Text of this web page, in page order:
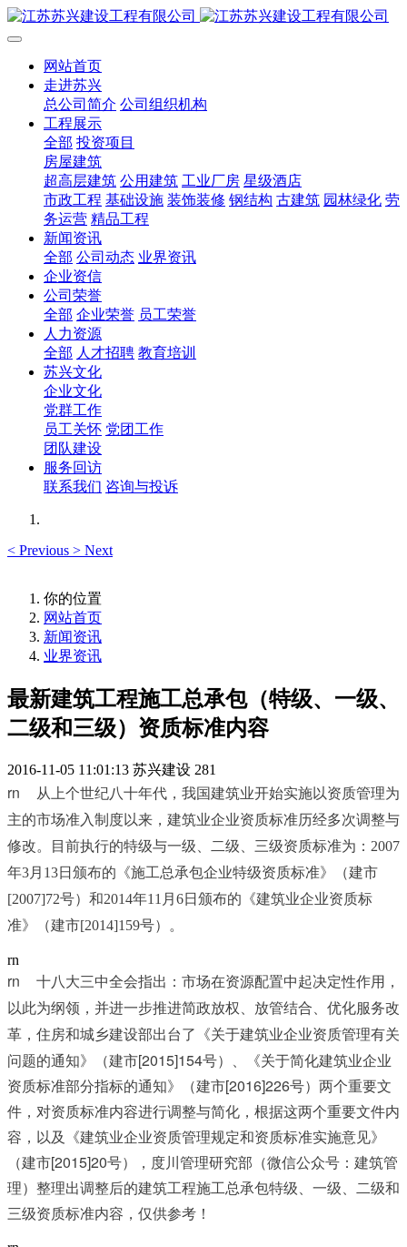
网站首页
走进苏兴
总公司简介 公司组织机构
工程展示
全部 投资项目
房屋建筑
超高层建筑 公用建筑 工业厂房 星级酒店
市政工程 基础设施 装饰装修 钢结构 古建筑 园林绿化 劳
务运营 精品工程
新闻资讯
全部 公司动态 业界资讯
企业资信
公司荣誉
全部 企业荣誉 员工荣誉
人力资源
全部 人才招聘 教育培训
苏兴文化
企业文化
党群工作
员工关怀 党团工作
团队建设
服务回访
联系我们 咨询与投诉
< Previous > Next
你的位置
网站首页
新闻资讯
业界资讯
最新建筑工程施工总承包（特级、一级、
二级和三级）资质标准内容
2016-11-05 11:01:13 苏兴建设 281
从上个世纪八十年代，我国建筑业开始实施以资质管理为
主的市场准入制度以来，建筑业企业资质标准历经多次调整与
修改。目前执行的特级与一级、二级、三级资质标准为：2007
年3月13日颁布的《施工总承包企业特级资质标准》（建市
[2007]72号）和2014年11月6日颁布的《建筑业企业资质标
准》（建市[2014]159号）。
rn
十八大三中全会指出：市场在资源配置中起决定性作用，
以此为纲领，并进一步推进简政放权、放管结合、优化服务改
革 ，住房和城乡建设部出台了《关于建筑业企业资质管理有关
问题的通知》（建市[2015]154号）、《关于简化建筑业企业
资质标准部分指标的通知》（建市[2016]226号）两个重要文
件，对资质标准内容进行调整与简化，根据这两个重要文件内
容，以及《建筑业企业资质管理规定和资质标准实施意见》
（建市[2015]20号），度川管理研究部（微信公众号：建筑管
理）整理出调整后的建筑工程施工总承包特级、一级、二级和
三级资质标准内容，仅供参考！